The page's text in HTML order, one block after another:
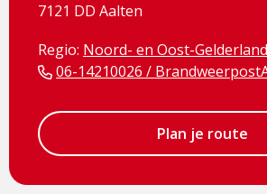
7121 DD Aalten
Regio: Noord- en Oost-Gelderland
06-14210026 /
Plan je route